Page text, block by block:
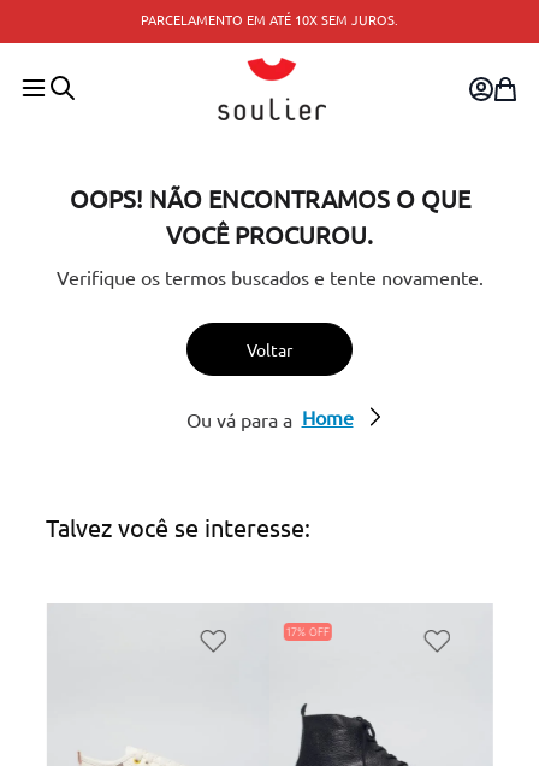
TROCA FÁCIL — TROQUE PELO SITE OU CONSULTE
MAIS PRÓXIMA.
OOPS! NÃO ENCONTRAMOS O QUE
VOCÊ PROCUROU.
Verifique os termos buscados e tente novamente.
Voltar
Ou vá para a Home
Talvez você se interesse:
17%